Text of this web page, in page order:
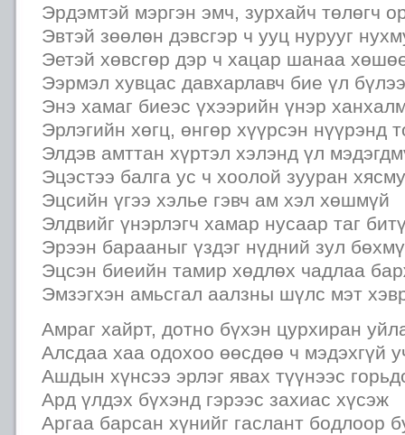
Эрдэмтэй мэргэн эмч, зурхайч төлөгч
Эвтэй зөөлөн дэвсгэр ч ууц нурууг
Эетэй хөвсгөр дэр ч хацар шанаа
Ээрмэл хувцас давхарлавч бие үл
Энэ хамаг биеэс үхээрийн үнэр
Эрлэгийн хөгц, өнгөр хүүрсэн нүүрэнд
Элдэв амттан хүртэл хэлэнд үл
Эцэстээ балга ус ч хоолой зууран
Эцсийн үгээ хэлье гэвч ам хэл хөшмүй
Элдвийг үнэрлэгч хамар нусаар таг
Эрээн барааныг үздэг нүдний зул
Эцсэн биеийн тамир хөдлөх чадлаа
Эмзэгхэн амьсгал аалзны шүлс мэт
Амраг хайрт, дотно бүхэн цурхиран
Алсдаа хаа одохоо өөсдөө ч мэдэхгүй
Ашдын хүнсээ эрлэг явах түүнээс
Ард үлдэх бүхэнд гэрээс захиас хүсэж
Аргаа барсан хүнийг гаслант бодлоор